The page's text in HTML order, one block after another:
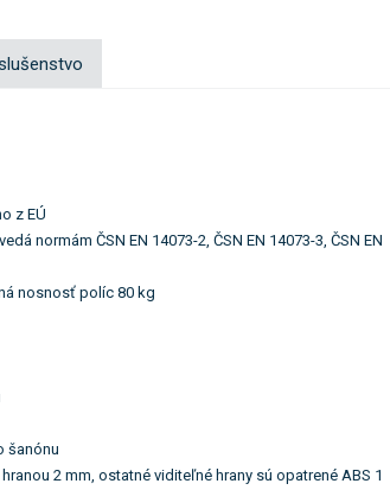
z EÚ
normám ČSN EN 14073-2, ČSN EN 14073-3, ČSN EN
nosnosť políc 80 kg
šanónu
2 mm, ostatné viditeľné hrany sú opatrené ABS 1